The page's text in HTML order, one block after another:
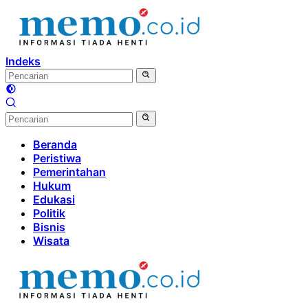
konten
Indeks
Beranda
Peristiwa
Pemerintahan
Hukum
Edukasi
Politik
Bisnis
Wisata